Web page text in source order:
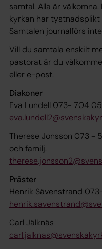
samtal. Alla är
kyrkan har tystnadsplikt
Samtalen journalförs
Vill du samtala enskilt
pastorat är du
eller e-post.
Diakoner
Eva Lundell 073- 704
Therese Jonsson 073 -
och familj.
Präster
Henrik Sävenstrand
Carl Jälknäs